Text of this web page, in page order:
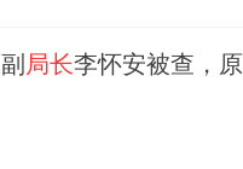
局长李怀安被查，原